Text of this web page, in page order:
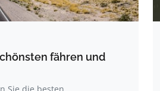
fähren und